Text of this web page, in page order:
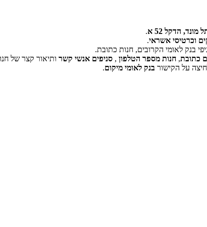
‏דף זה לא יכול לטעון את מפות Google כראוי.
האם האתר הזה בבעלותך?
הדקל 52 א
.
וכרטיסי אשראי.
בנק לאומי הקרובים, חנות כתובת.
כתובת, חנות מספר הטלפון , סניפים אנשי קשר ותיאור קצר של
על הקישור בנק לאומי מיקום.